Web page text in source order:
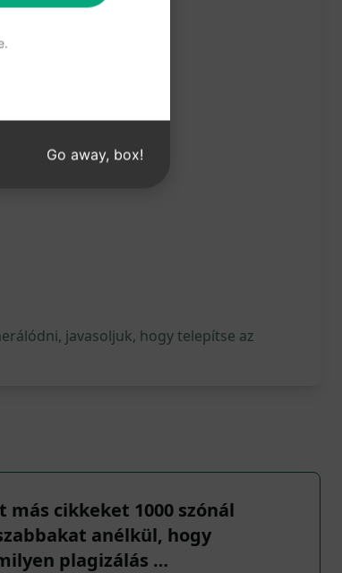
terén!
javasoljuk, hogy telepítse az
más cikkeket 1000 szónál
anélkül, hogy
plagizálás …
Go away, box!